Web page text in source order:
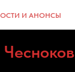
И АНОНСЫ